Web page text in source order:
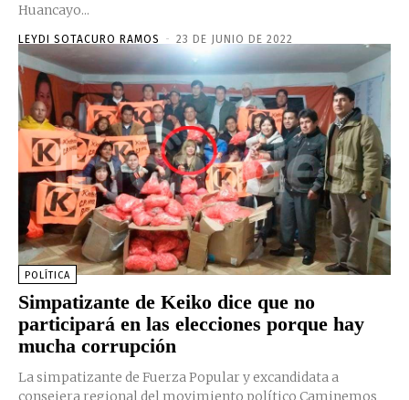
Huancayo...
LEYDI SOTACURO RAMOS - 23 DE JUNIO DE 2022
POLÍTICA
Simpatizante de Keiko dice que no
participará en las elecciones porque hay
mucha corrupción
La simpatizante de Fuerza Popular y excandidata a
consejera regional del movimiento político Caminemos